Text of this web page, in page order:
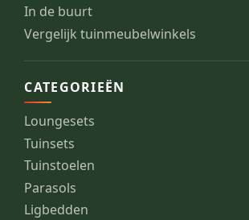
In de buurt
Vergelijk tuinmeubelwinkels
CATEGORIEËN
Loungesets
Tuinsets
Tuinstoelen
Parasols
Ligbedden